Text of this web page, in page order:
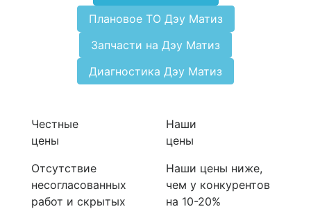
Плановое ТО Дэу Матиз
Запчасти на Дэу Матиз
Диагностика Дэу Матиз
Честные
цены
Отсутствие
несогласованных
работ и скрытых
Наши
цены
Наши цены ниже,
чем у конкурентов
на 10-20%